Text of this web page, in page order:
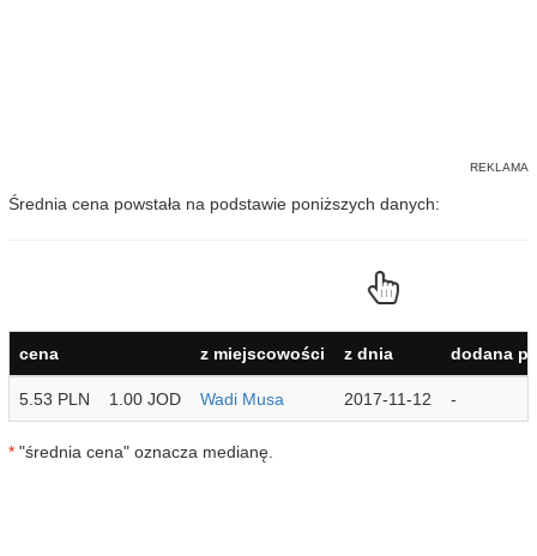
Średnia cena powstała na podstawie poniższych danych:
cena z miejscowości z dnia dodana
5.53 PLN 1.00 JOD Wadi Musa 2017-11-12 -
* "średnia cena" oznacza medianę.